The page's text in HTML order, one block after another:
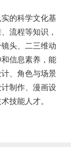
的科学文化基
流程等知识，
头、二三维动
信息素养，能
、角色与场景
制作、漫画设
技能人才。